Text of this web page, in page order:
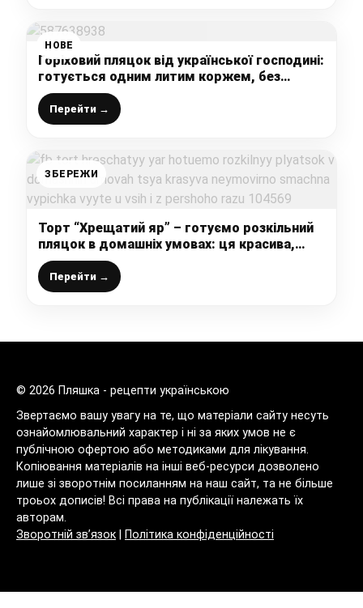
НОВЕ
Горіховий пляцок від української господині:
готується одним литим коржем, без
розкачування і без масла
Перейти →
ЗБЕРЕЖИ
Торт “Хрещатий яр” – готуємо розкільний
пляцок в домашніх умовах: ця красива,
неймовірно смачна випічка вийте у всіх і з
першого разу
Перейти →
© 2026 Пляшка - рецепти українською
Звертаємо вашу увагу на те, що матеріали сайту несуть
ознайомлювальний характер і ні за яких умов не є
публічною офертою або методиками для лікування.
Копіювання матеріалів на інші веб-ресурси дозволено
лише зі зворотнім посиланням на наш сайт, та не більше
троьох дописів! Всі права на публікації належать їх
авторам.
Зворотній зв’язок
Політика конфіденційності